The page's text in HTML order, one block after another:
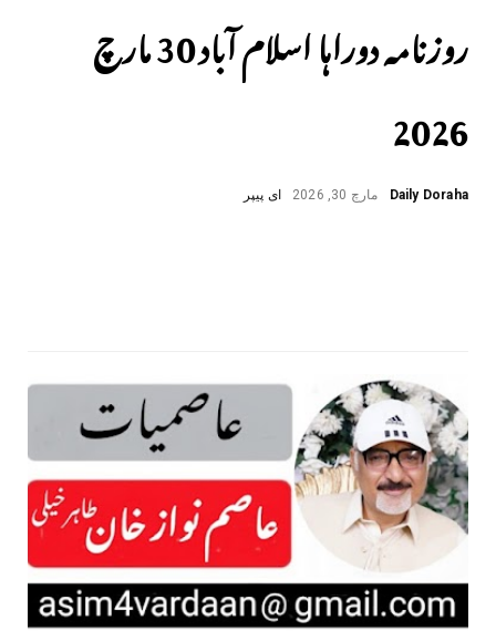
روزنامہ دوراہا اسلام آباد 30 مارچ
2026
Daily Doraha مارچ 30, 2026 ای پیپر